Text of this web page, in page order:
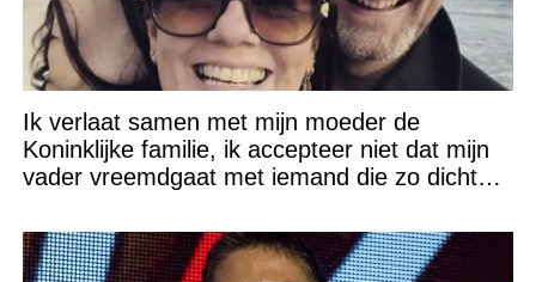
Ik verlaat samen met mijn moeder de
Koninklijke familie, ik accepteer niet dat mijn
vader vreemdgaat met iemand die zo dichtbij